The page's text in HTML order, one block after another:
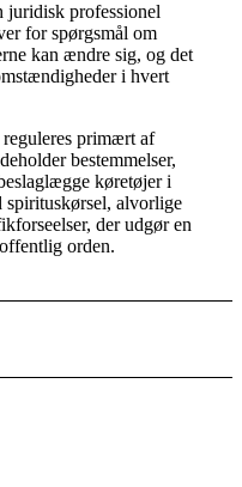
juridisk professionel
for spørgsmål om
kan ændre sig, og det
i hvert
primært af
bestemmelser,
køretøjer i
spirituskørsel, alvorlige
der udgør en
orden.